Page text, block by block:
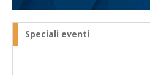
Speciali eventi